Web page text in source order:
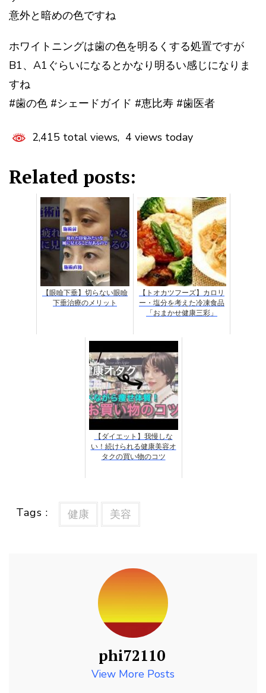
意外と暗めの色ですね
ホワイトニングは歯の色を明るくする処置ですが
B1、A1ぐらいになるとかなり明るい感じになりま
すね
#歯の色 #シェードガイド #恵比寿 #歯医者
2,415 total views, 4 views today
Related posts:
【眼瞼下垂】切らない眼瞼
下垂治療のメリット
【トオカツフーズ】カロリ
ー・塩分を考えた冷凍食品
「おまかせ健康三彩」
【ダイエット】我慢しな
い！続けられる健康美容オ
タクの買い物のコツ
Tags : 健康 美容
phi72110
View More Posts